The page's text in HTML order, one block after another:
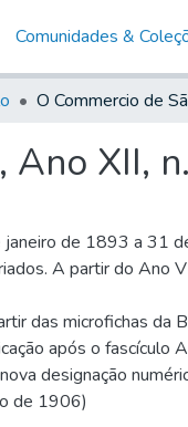
Comunidades &
Ano XII,
de 1893 a 31
A partir do Ano
das microfichas da
após o fascículo
designação
de 1906)